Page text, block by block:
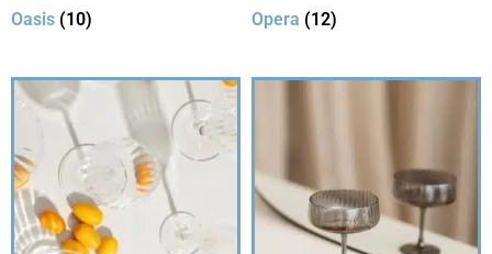
Oasis (10) Opera (12)